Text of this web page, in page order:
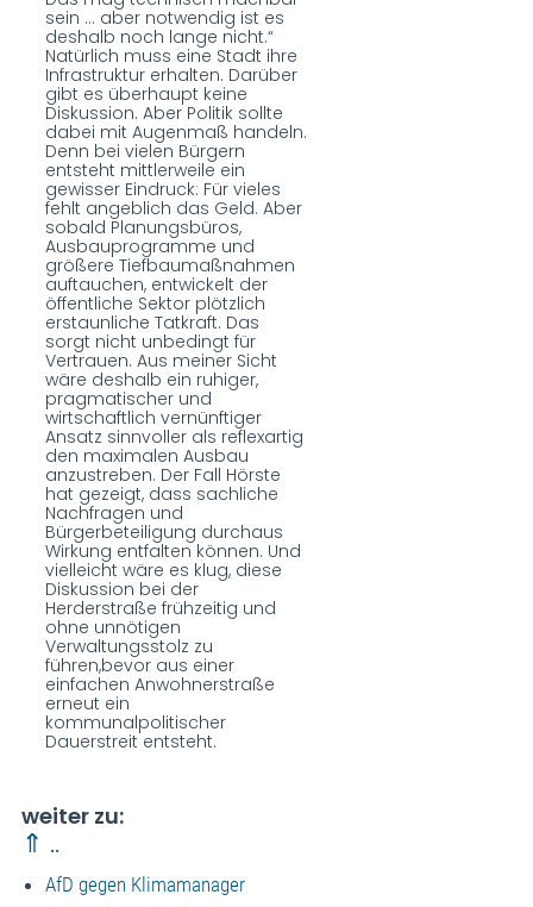
sein ... aber notwendig ist es
deshalb noch lange nicht.“
Natürlich muss eine Stadt ihre
Infrastruktur erhalten. Darüber
gibt es überhaupt keine
Diskussion. Aber Politik sollte
dabei mit Augenmaß handeln.
Denn bei vielen Bürgern
entsteht mittlerweile ein
gewisser Eindruck: Für vieles
fehlt angeblich das Geld. Aber
sobald Planungsbüros,
Ausbauprogramme und
größere Tiefbaumaßnahmen
auftauchen, entwickelt der
öffentliche Sektor plötzlich
erstaunliche Tatkraft. Das
sorgt nicht unbedingt für
Vertrauen. Aus meiner Sicht
wäre deshalb ein ruhiger,
pragmatischer und
wirtschaftlich vernünftiger
Ansatz sinnvoller als reflexartig
den maximalen Ausbau
anzustreben. Der Fall Hörste
hat gezeigt, dass sachliche
Nachfragen und
Bürgerbeteiligung durchaus
Wirkung entfalten können. Und
vielleicht wäre es klug, diese
Diskussion bei der
Herderstraße frühzeitig und
ohne unnötigen
Verwaltungsstolz zu
führen,bevor aus einer
einfachen Anwohnerstraße
erneut ein
kommunalpolitischer
Dauerstreit entsteht.
weiter zu:
⇑ ..
AfD gegen Klimamanager